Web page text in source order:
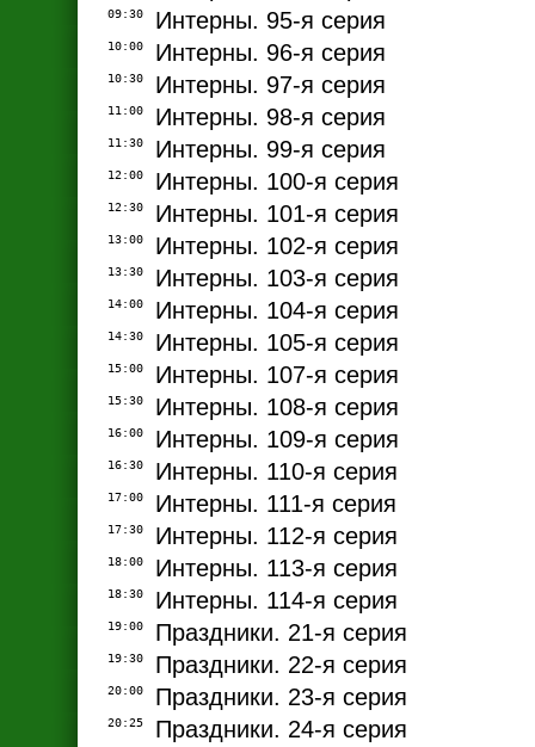
09:30 Интерны. 95-я серия
10:00 Интерны. 96-я серия
10:30 Интерны. 97-я серия
11:00 Интерны. 98-я серия
11:30 Интерны. 99-я серия
12:00 Интерны. 100-я серия
12:30 Интерны. 101-я серия
13:00 Интерны. 102-я серия
13:30 Интерны. 103-я серия
14:00 Интерны. 104-я серия
14:30 Интерны. 105-я серия
15:00 Интерны. 107-я серия
15:30 Интерны. 108-я серия
16:00 Интерны. 109-я серия
16:30 Интерны. 110-я серия
17:00 Интерны. 111-я серия
17:30 Интерны. 112-я серия
18:00 Интерны. 113-я серия
18:30 Интерны. 114-я серия
19:00 Праздники. 21-я серия
19:30 Праздники. 22-я серия
20:00 Праздники. 23-я серия
20:25 Праздники. 24-я серия